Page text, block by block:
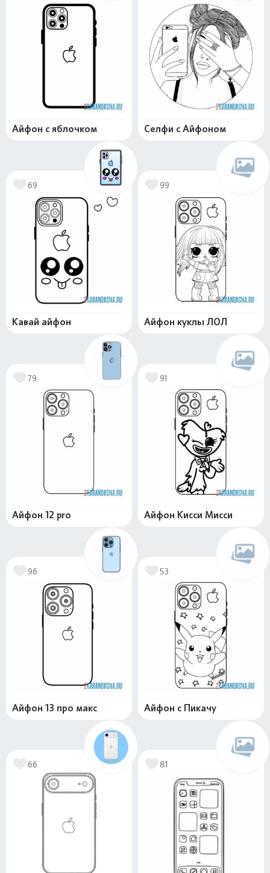
Айфон с яблочком Селфи с Айфоном
69
Кавай айфон
99
Айфон куклы ЛОЛ
79
Айфон 12 pro
91
Айфон Кисси Мисси
96
Айфон 13 про макс
53
Айфон с Пикачу
66 81